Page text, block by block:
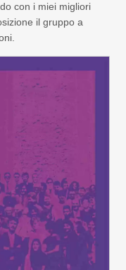
con i miei migliori
il gruppo a